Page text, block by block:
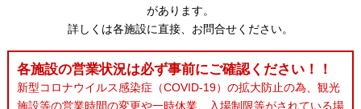
があります。
詳しくは各施設に直接、お問合せください。
各施設の営業状況は必ず事前にご確認ください！！
新型コロナウイルス感染症（COVID-19）の拡大防止の為、観光
施設等の営業時間の変更や一時休業、入場制限等がされている場